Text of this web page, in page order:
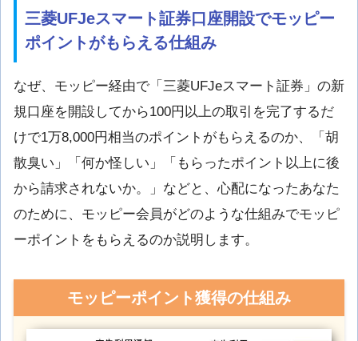
三菱UFJeスマート証券口座開設でモッピー
ポイントがもらえる仕組み
なぜ、モッピー経由で「三菱UFJeスマート証券」の新
規口座を開設してから100円以上の取引を完了するだ
けで1万8,000円相当のポイントがもらえるのか、「胡
散臭い」「何か怪しい」「もらったポイント以上に後
から請求されないか。」などと、心配になったあなた
のために、モッピー会員がどのような仕組みでモッピ
ーポイントをもらえるのか説明します。
モッピーポイント獲得の仕組み